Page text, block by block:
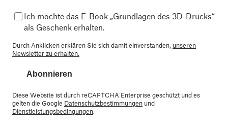
Ich möchte das E-Book „Grundlagen des 3D-Drucks“
als Geschenk erhalten.
Durch Anklicken erklären Sie sich damit einverstanden, unseren
Newsletter zu erhalten.
Abonnieren
Diese Website ist durch reCAPTCHA Enterprise geschützt und es
gelten die Google Datenschutzbestimmungen und
Dienstleistungsbedingungen